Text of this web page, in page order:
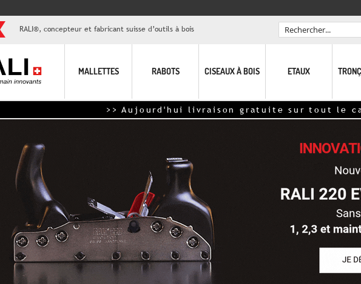
RALI®, concepteur et fabricant suisse d’outils à bois
MALLETTES RABOTS CISEAUX À BOIS ETAUX
>> Aujourd'hui livraison gratuite sur tout le catalogue